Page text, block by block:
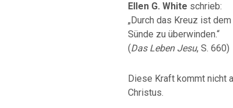
Ellen G. White schrieb:
„Durch das Kreuz ist
Sünde zu überwinden.“
(Das Leben Jesu, S. 660)
Diese Kraft kommt nicht
Christus.